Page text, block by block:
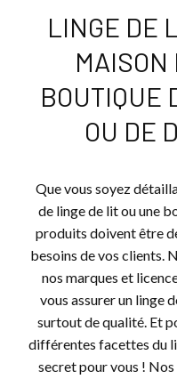
LINGE DE
MAISON
BOUTIQUE
OU DE
Que vous soyez
de linge de lit ou une
produits doivent être
besoins de vos clients.
nos marques et
vous assurer un linge
surtout de qualité. Et
différentes facettes du
secret pour vous !